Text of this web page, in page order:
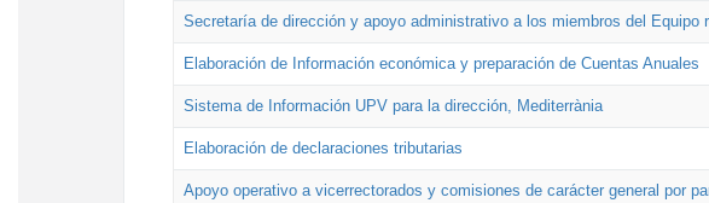
Secretaría de dirección y apoyo administrativo a los miembros del Equipo
Elaboración de Información económica y preparación de Cuentas Anuales
Sistema de Información UPV para la dirección, Mediterrània
Elaboración de declaraciones tributarias
Apoyo operativo a vicerrectorados y comisiones de carácter general por